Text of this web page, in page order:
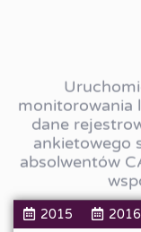
monitorowania
dane
ankietowego
absolwentów
2015 2016